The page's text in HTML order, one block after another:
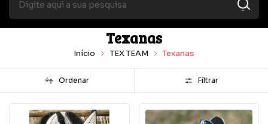
Texanas
Início TEX TEAM Texanas
Ordenar Filtrar